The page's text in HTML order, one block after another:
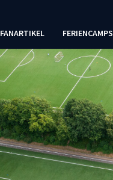
FANARTIKEL FERIENCAMPS